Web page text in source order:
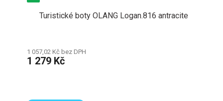
Turistické boty OLANG Logan.816 antracite
1 057,02 Kč bez DPH
1 279 Kč